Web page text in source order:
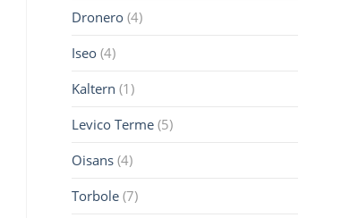
Dronero (4)
Iseo (4)
Kaltern (1)
Levico Terme (5)
Oisans (4)
Torbole (7)